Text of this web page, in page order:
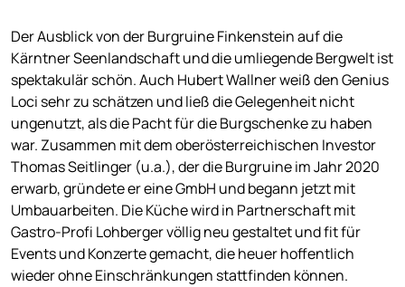
Der Ausblick von der Burgruine Finkenstein auf die
Kärntner Seenlandschaft und die umliegende Bergwelt ist
spektakulär schön. Auch Hubert Wallner weiß den Genius
Loci sehr zu schätzen und ließ die Gelegenheit nicht
ungenutzt, als die Pacht für die Burgschenke zu haben
war. Zusammen mit dem oberösterreichischen Investor
Thomas Seitlinger (u.a.), der die Burgruine im Jahr 2020
erwarb, gründete er eine GmbH und begann jetzt mit
Umbauarbeiten. Die Küche wird in Partnerschaft mit
Gastro-Profi Lohberger völlig neu gestaltet und fit für
Events und Konzerte gemacht, die heuer hoffentlich
wieder ohne Einschränkungen stattfinden können.